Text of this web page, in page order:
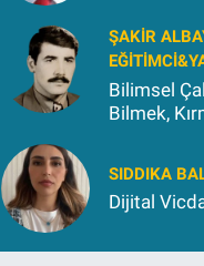
ŞAKIR
Bilimsel
Bilmek,
SIDDIKA
Dijital